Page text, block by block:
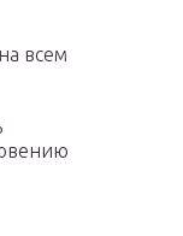
всем